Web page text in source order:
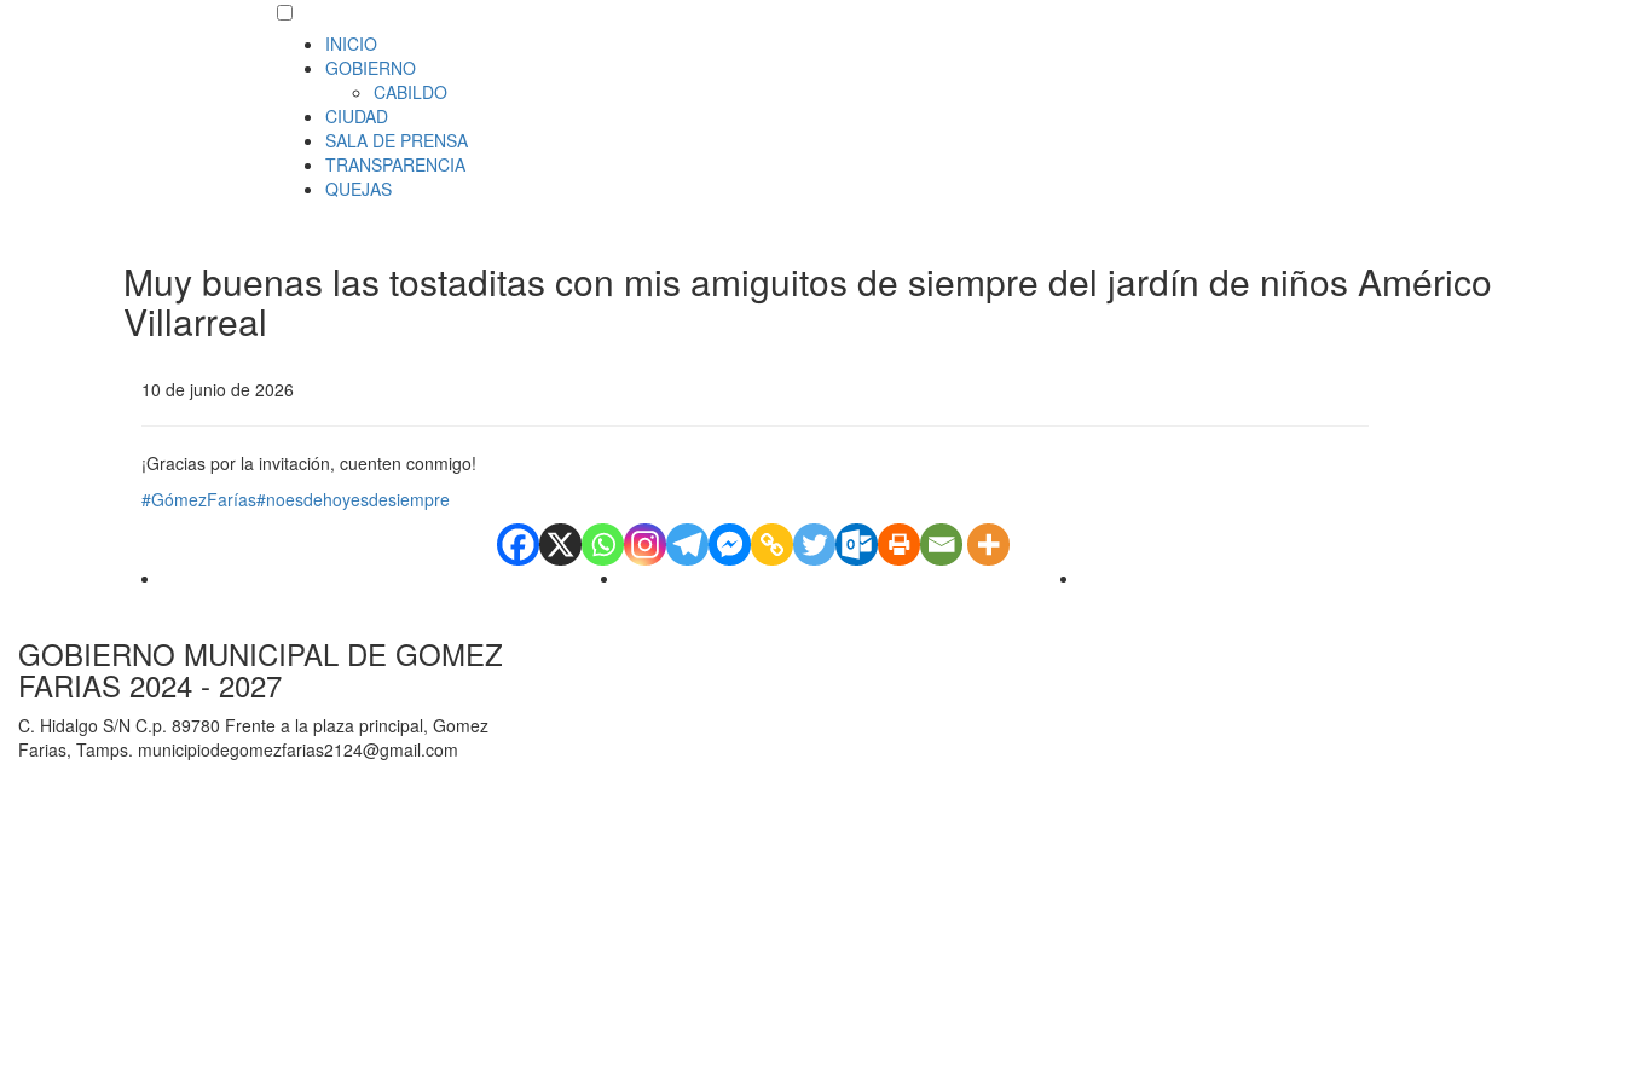
INICIO
GOBIERNO
CABILDO
CIUDAD
SALA DE PRENSA
TRANSPARENCIA
QUEJAS
Muy buenas las tostaditas con mis amiguitos de siempre del jardín de niños Américo
Villarreal
10 de junio de 2026
¡Gracias por la invitación, cuenten conmigo!
#GómezFarías#noesdehoyesdesiempre
GOBIERNO MUNICIPAL DE GOMEZ
FARIAS 2024 - 2027
C. Hidalgo S/N C.p. 89780 Frente a la plaza principal, Gomez
Farias, Tamps. municipiodegomezfarias2124@gmail.com